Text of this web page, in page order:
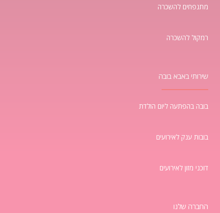
מתנפחים להשכרה
רמקול להשכרה
שירותי באבא בובה
בובה בהפתעה ליום הולדת
בובות ענק לאירועים
דוכני מזון לאירועים
החברה שלנו